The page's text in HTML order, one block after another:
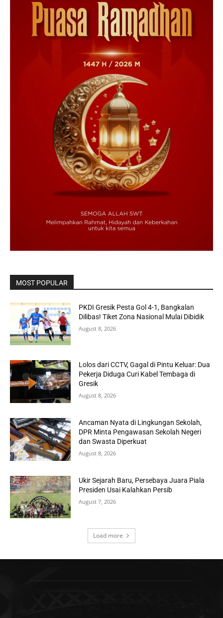
MOST POPULAR
PKDI Gresik Pesta Gol 4-1, Bangkalan
Dilibas! Tiket Zona Nasional Mulai Dibidik
August 8, 2026
Lolos dari CCTV, Gagal di Pintu Keluar: Dua
Pekerja Diduga Curi Kabel Tembaga di
Gresik
August 8, 2026
Ancaman Nyata di Lingkungan Sekolah,
DPR Minta Pengawasan Sekolah Negeri
dan Swasta Diperkuat
August 8, 2026
Ukir Sejarah Baru, Persebaya Juara Piala
Presiden Usai Kalahkan Persib
August 7, 2026
Load more